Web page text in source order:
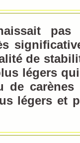
pas
de
légers
de
légers et